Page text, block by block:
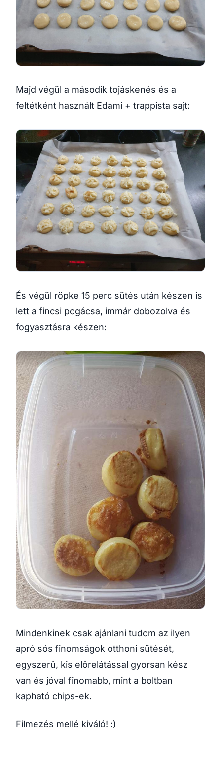
Majd végül a második tojáskenés és a
feltétként használt Edami + trappista sajt:
És végül röpke 15 perc sütés után készen is
lett a fincsi pogácsa, immár dobozolva és
fogyasztásra készen:
Mindenkinek csak ajánlani tudom az ilyen
apró sós finomságok otthoni sütését,
egyszerű, kis előrelátással gyorsan kész
van és jóval finomabb, mint a boltban
kapható chips-ek.
Filmezés mellé kiváló! :)